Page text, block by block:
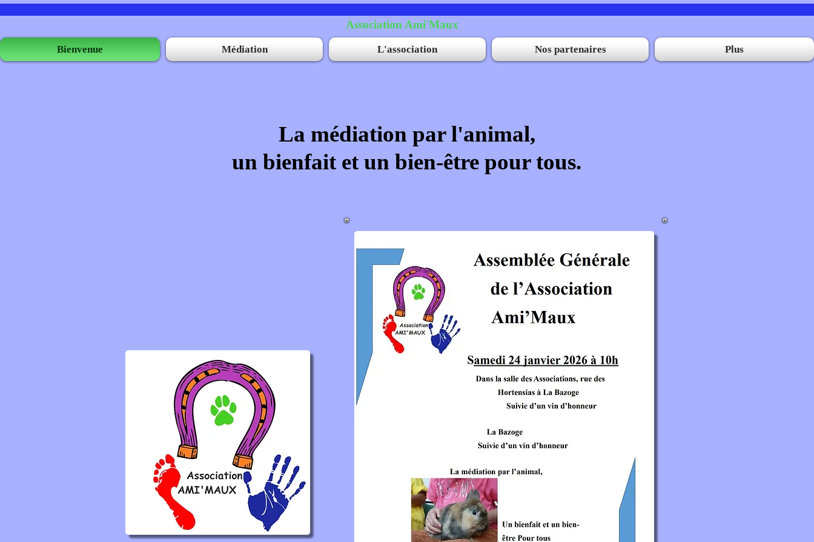
Association Ami'Maux
Bienvenue Médiation L'association Nos partenaires Plus
La médiation par l'animal,
un bienfait et un bien-être pour tous.